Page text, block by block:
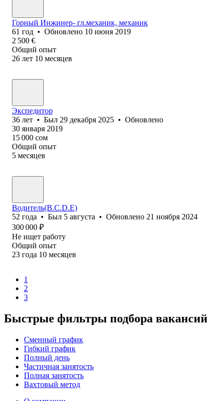
Горный Инжинер- гл.механик, механик
61 год • Обновлено 10 июня 2019
2 500 €
Общий опыт
26 лет 10 месяцев
Экспедитор
36 лет • Был 29 декабря 2025 • Обновлено
30 января 2019
15 000 сом
Общий опыт
5 месяцев
Водитель(B.C.D.E)
52 года • Был 5 августа • Обновлено 21 ноября 2024
300 000 ₽
Не ищет работу
Общий опыт
23 года 10 месяцев
1
2
3
Быстрые фильтры подбора вакансий
Сменный график
Гибкий график
Полный день
Частичная занятость
Полная занятость
Вахтовый метод